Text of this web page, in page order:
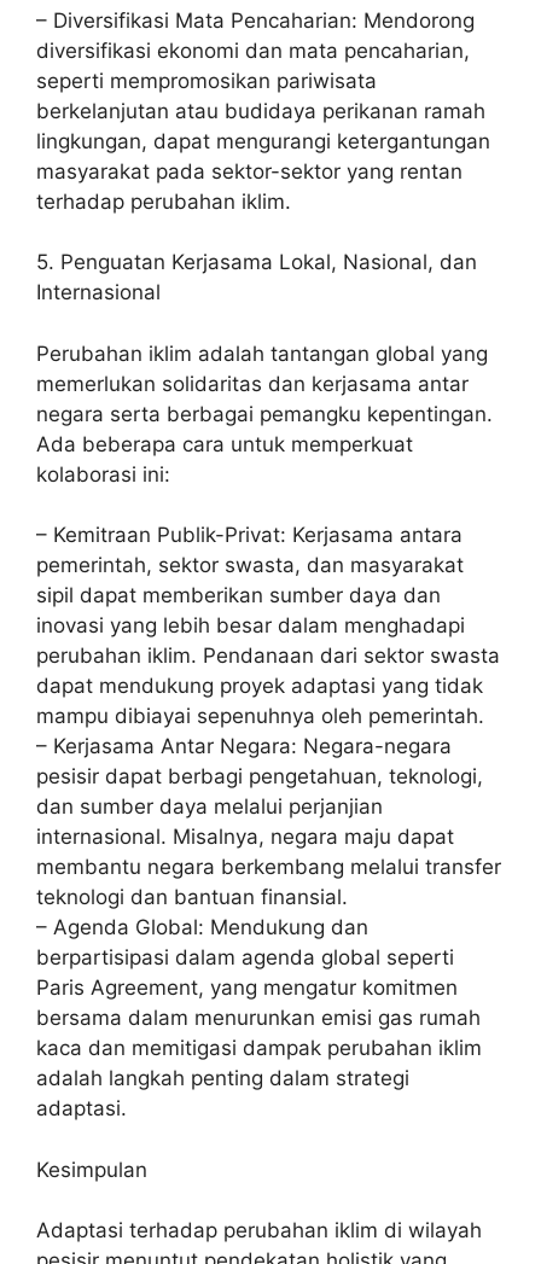
– Diversifikasi Mata Pencaharian: Mendorong
diversifikasi ekonomi dan mata pencaharian,
seperti mempromosikan pariwisata
berkelanjutan atau budidaya perikanan ramah
lingkungan, dapat mengurangi ketergantungan
masyarakat pada sektor-sektor yang rentan
terhadap perubahan iklim.
5. Penguatan Kerjasama Lokal, Nasional, dan
Internasional
Perubahan iklim adalah tantangan global yang
memerlukan solidaritas dan kerjasama antar
negara serta berbagai pemangku kepentingan.
Ada beberapa cara untuk memperkuat
kolaborasi ini:
– Kemitraan Publik-Privat: Kerjasama antara
pemerintah, sektor swasta, dan masyarakat
sipil dapat memberikan sumber daya dan
inovasi yang lebih besar dalam menghadapi
perubahan iklim. Pendanaan dari sektor swasta
dapat mendukung proyek adaptasi yang tidak
mampu dibiayai sepenuhnya oleh pemerintah.
– Kerjasama Antar Negara: Negara-negara
pesisir dapat berbagi pengetahuan, teknologi,
dan sumber daya melalui perjanjian
internasional. Misalnya, negara maju dapat
membantu negara berkembang melalui transfer
teknologi dan bantuan finansial.
– Agenda Global: Mendukung dan
berpartisipasi dalam agenda global seperti
Paris Agreement, yang mengatur komitmen
bersama dalam menurunkan emisi gas rumah
kaca dan memitigasi dampak perubahan iklim
adalah langkah penting dalam strategi
adaptasi.
Kesimpulan
Adaptasi terhadap perubahan iklim di wilayah